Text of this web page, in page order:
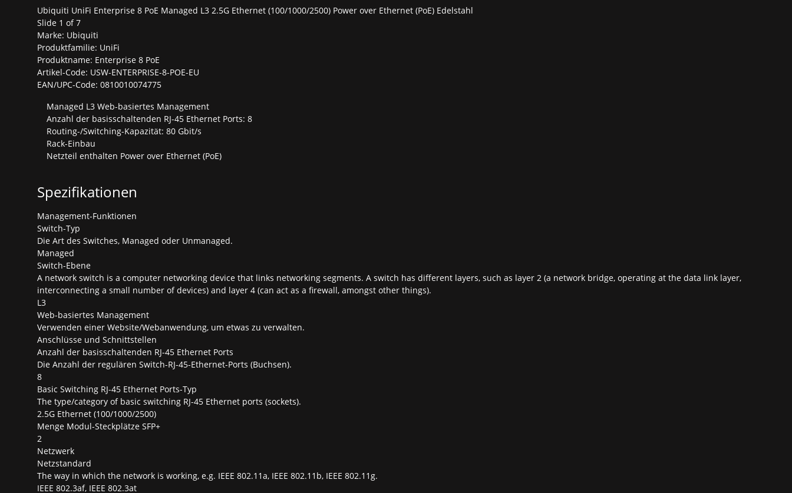
Ubiquiti UniFi Enterprise 8 PoE Managed L3 2.5G Ethernet (100/1000/2500) Power over Ethernet (PoE) Edelstahl
Slide 1 of 7
Marke: Ubiquiti
Produktfamilie: UniFi
Produktname: Enterprise 8 PoE
Artikel-Code: USW-ENTERPRISE-8-POE-EU
EAN/UPC-Code: 0810010074775
Managed L3 Web-basiertes Management
Anzahl der basisschaltenden RJ-45 Ethernet Ports: 8
Routing-/Switching-Kapazität: 80 Gbit/s
Rack-Einbau
Netzteil enthalten Power over Ethernet (PoE)
Spezifikationen
Management-Funktionen
Switch-Typ
Die Art des Switches, Managed oder Unmanaged.
Managed
Switch-Ebene
A network switch is a computer networking device that links networking segments. A switch has different layers, such as layer 2 (a network bridge, operating at the data link layer,
interconnecting a small number of devices) and layer 4 (can act as a firewall, amongst other things).
L3
Web-basiertes Management
Verwenden einer Website/Webanwendung, um etwas zu verwalten.
Anschlüsse und Schnittstellen
Anzahl der basisschaltenden RJ-45 Ethernet Ports
Die Anzahl der regulären Switch-RJ-45-Ethernet-Ports (Buchsen).
8
Basic Switching RJ-45 Ethernet Ports-Typ
The type/category of basic switching RJ-45 Ethernet ports (sockets).
2.5G Ethernet (100/1000/2500)
Menge Modul-Steckplätze SFP+
2
Netzwerk
Netzstandard
The way in which the network is working, e.g. IEEE 802.11a, IEEE 802.11b, IEEE 802.11g.
IEEE 802.3af, IEEE 802.3at